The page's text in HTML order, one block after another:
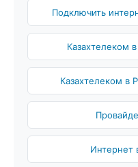
Подключить
Казахтелеком
Казахтелеком в
Интернет